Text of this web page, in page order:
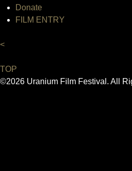
Donate
FILM ENTRY
<
TOP
©2026 Uranium Film Festival. All